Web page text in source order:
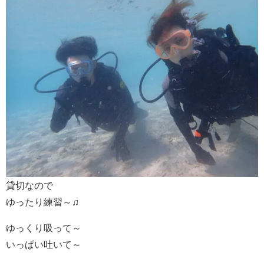
貸切なので
ゆったり練習～♫
ゆっくり吸って～
いっぱい吐いて～